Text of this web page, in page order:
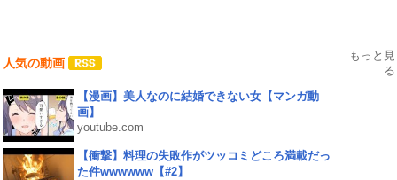
人気の動画
もっと見
る
【漫画】美人なのに結婚できない女【マンガ動
画】
youtube.com
【衝撃】料理の失敗作がツッコミどころ満載だっ
た件wwwwww【#2】